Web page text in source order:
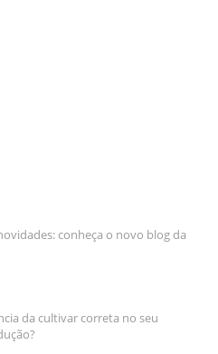
conheça o novo blog da
da cultivar correta no seu